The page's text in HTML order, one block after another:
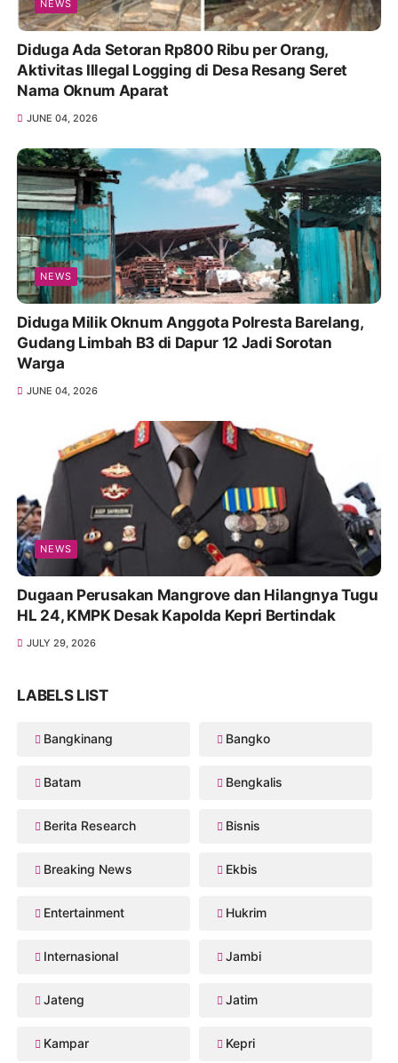
NEWS
Diduga Ada Setoran Rp800 Ribu per Orang,
Aktivitas Illegal Logging di Desa Resang Seret
Nama Oknum Aparat
JUNE 04, 2026
NEWS
Diduga Milik Oknum Anggota Polresta Barelang,
Gudang Limbah B3 di Dapur 12 Jadi Sorotan
Warga
JUNE 04, 2026
NEWS
Dugaan Perusakan Mangrove dan Hilangnya Tugu
HL 24, KMPK Desak Kapolda Kepri Bertindak
JULY 29, 2026
LABELS LIST
Bangkinang Bangko
Batam Bengkalis
Berita Research Bisnis
Breaking News Ekbis
Entertainment Hukrim
Internasional Jambi
Jateng Jatim
Kampar Kepri